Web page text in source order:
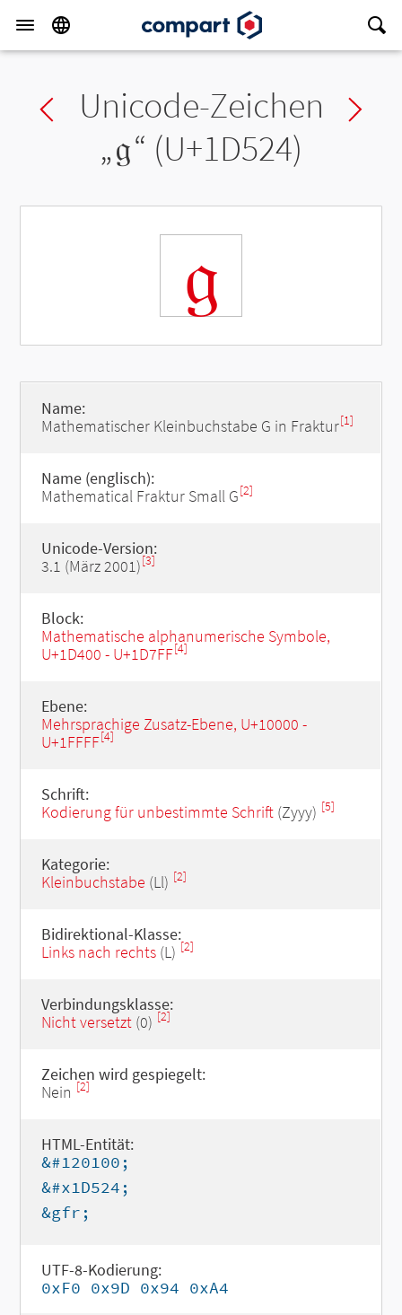
Previous char
Unicode-Zeichen
„𝔤“ (U+1D524)
𝔤
Name:
Mathematischer Kleinbuchstabe G in Fraktur[1]
Name (englisch):
Mathematical Fraktur Small G[2]
Unicode-Version:
3.1 (März 2001)[3]
Block:
Mathematische alphanumerische Symbole,
U+1D400 - U+1D7FF[4]
Ebene:
Mehrsprachige Zusatz-Ebene, U+10000 -
U+1FFFF[4]
Schrift:
Kodierung für unbestimmte Schrift(Zyyy) [5]
Kategorie:
Kleinbuchstabe (Ll) [2]
Bidirektional-Klasse:
Links nach rechts(L) [2]
Verbindungsklasse:
Nicht versetzt(0) [2]
Zeichen wird gespiegelt:
Nein [2]
HTML-Entität:
&#120100;
&#x1D524;
&gfr;
UTF-8-Kodierung:
0xF0 0x9D 0x94 0xA4